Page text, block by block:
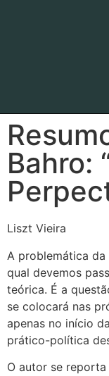
Bahro:
Liszt Vieira
A problemática
qual devemos
teórica. É a
se colocará nas
apenas no início
prático-política
O autor se